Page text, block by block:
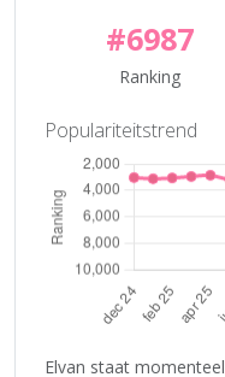
#6987
Ranking
Populariteitstrend
Elvan staat